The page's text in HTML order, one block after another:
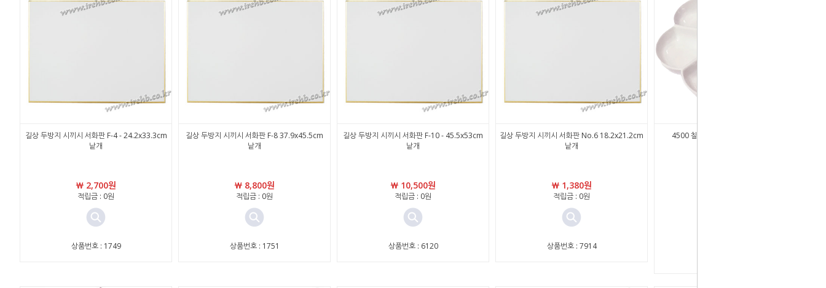
길상 두방지 시끼시 서화판 F-4 - 24.2x33.3cm
낱개
￦ 2,700원
적립금 : 0원
상품번호 : 1749
길상 두방지 시끼시 서화판 F-8 37.9x45.5cm
낱개
￦ 8,800원
적립금 : 0원
상품번호 : 1751
길상 두방지 시끼시 서화판 F-10 - 45.5x53cm
낱개
￦ 10,500원
적립금 : 0원
상품번호 : 6120
길상 두방지 시끼시 서화판 No.6 18.2x21.2cm
낱개
￦ 1,380원
적립금 : 0원
상품번호 : 7914
4500 칠성당 강화플라스틱 꽃접시 (소)